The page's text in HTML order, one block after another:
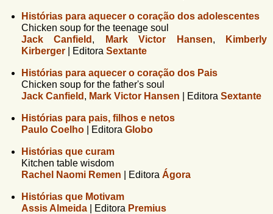
Histórias para aquecer o coração dos adolescentes
Chicken soup for the teenage soul
Jack Canfield , Mark Victor Hansen,
Kimberly
Kirberger
Editora Sextante
Histórias para aquecer o coração dos Pais
Chicken soup for the father's soul
Jack Canfield , Mark Victor Hansen Editora Sextante
Histórias para pais, filhos e netos
Paulo Coelho
Editora Globo
Histórias que curam
Kitchen table wisdom
Rachel Naomi Remen
Editora Ágora
Histórias que Motivam
Assis Almeida
Editora Premius